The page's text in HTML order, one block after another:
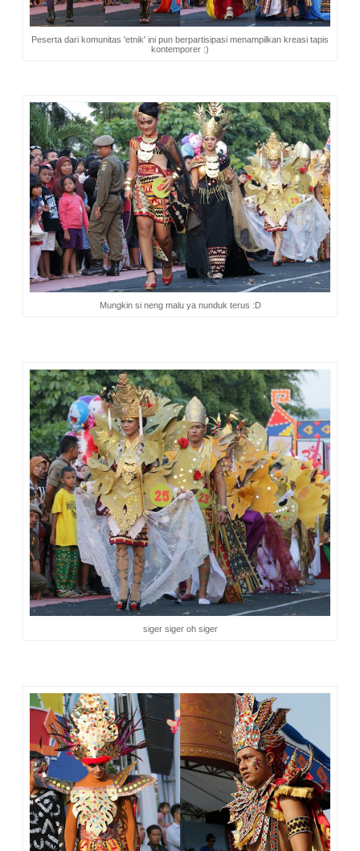
Peserta dari komunitas 'etnik' ini pun berpartisipasi menampilkan kreasi tapis
kontemporer :)
Mungkin si neng malu ya nunduk terus :D
siger siger oh siger